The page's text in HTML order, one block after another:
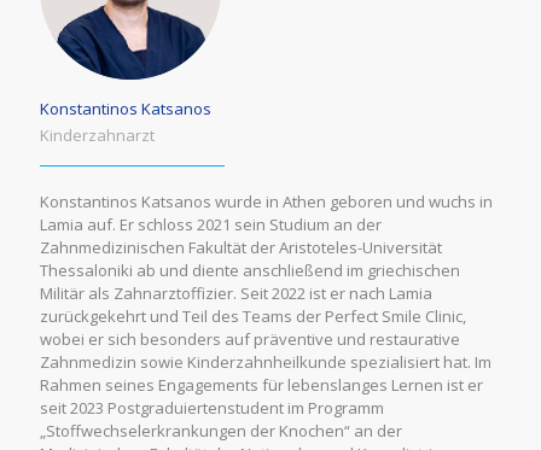
Konstantinos Katsanos
Kinderzahnarzt
Konstantinos Katsanos wurde in Athen geboren und wuchs in
Lamia auf. Er schloss 2021 sein Studium an der
Zahnmedizinischen Fakultät der Aristoteles-Universität
Thessaloniki ab und diente anschließend im griechischen
Militär als Zahnarztoffizier. Seit 2022 ist er nach Lamia
zurückgekehrt und Teil des Teams der Perfect Smile Clinic,
wobei er sich besonders auf präventive und restaurative
Zahnmedizin sowie Kinderzahnheilkunde spezialisiert hat. Im
Rahmen seines Engagements für lebenslanges Lernen ist er
seit 2023 Postgraduiertenstudent im Programm
„Stoffwechselerkrankungen der Knochen“ an der